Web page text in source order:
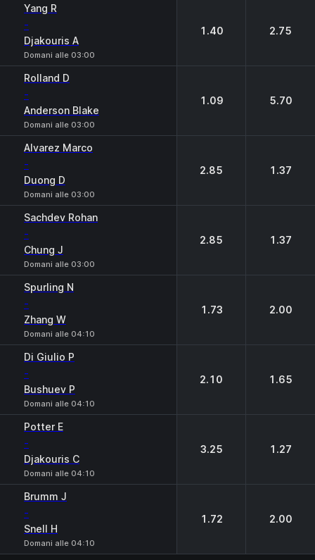
Yang R
-
Djakouris A
Domani alle 03:00
1.40 2.75
Rolland D
-
Anderson Blake
Domani alle 03:00
1.09 5.70
Alvarez Marco
-
Duong D
Domani alle 03:00
2.85 1.37
Sachdev Rohan
-
Chung J
Domani alle 03:00
2.85 1.37
Spurling N
-
Zhang W
Domani alle 04:10
1.73 2.00
Di Giulio P
-
Bushuev P
Domani alle 04:10
2.10 1.65
Potter E
-
Djakouris C
Domani alle 04:10
3.25 1.27
Brumm J
-
Snell H
Domani alle 04:10
1.72 2.00